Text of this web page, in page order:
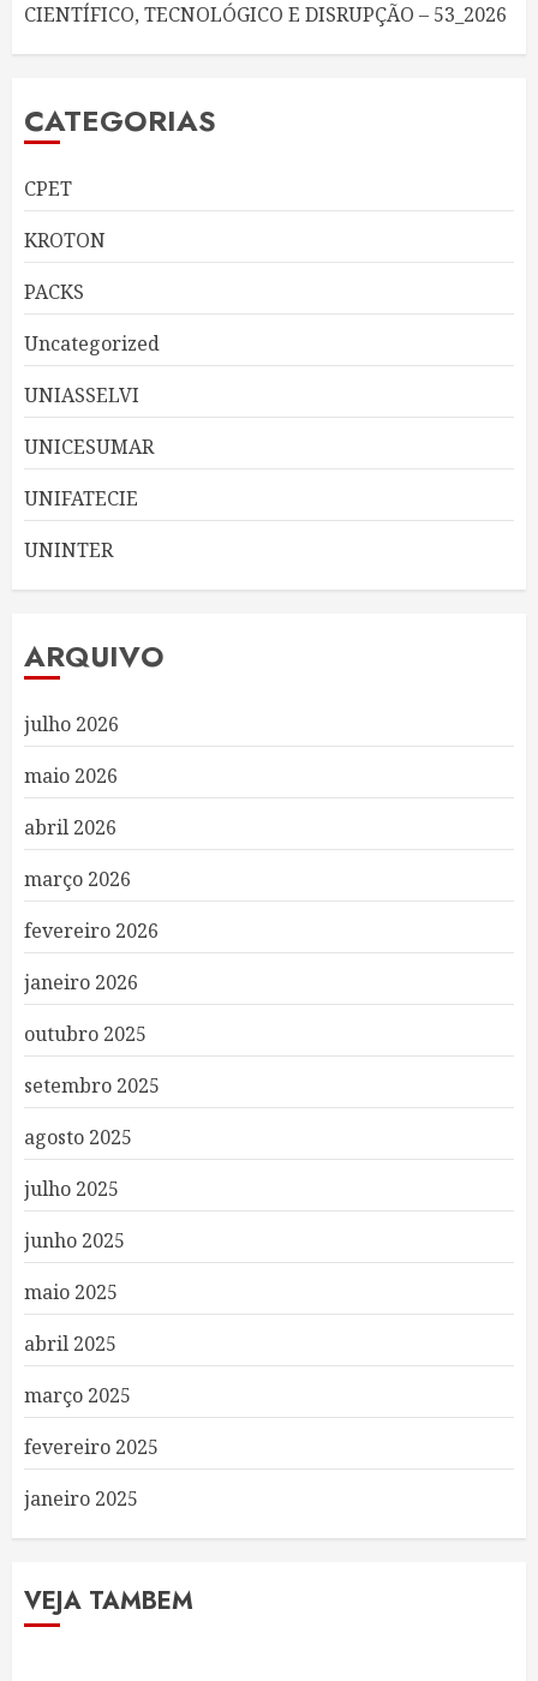
CIENTÍFICO, TECNOLÓGICO E DISRUPÇÃO – 53_2026
CATEGORIAS
CPET
KROTON
PACKS
Uncategorized
UNIASSELVI
UNICESUMAR
UNIFATECIE
UNINTER
ARQUIVO
julho 2026
maio 2026
abril 2026
março 2026
fevereiro 2026
janeiro 2026
outubro 2025
setembro 2025
agosto 2025
julho 2025
junho 2025
maio 2025
abril 2025
março 2025
fevereiro 2025
janeiro 2025
VEJA TAMBEM